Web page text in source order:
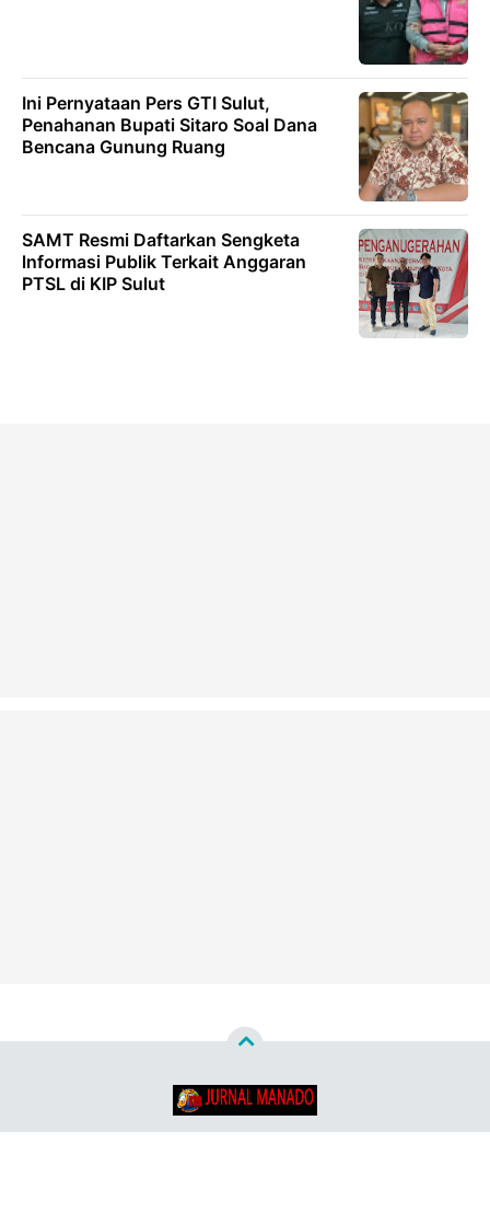
Ini Pernyataan Pers GTI Sulut,
Penahanan Bupati Sitaro Soal Dana
Bencana Gunung Ruang
SAMT Resmi Daftarkan Sengketa
lnformasi Publik Terkait Anggaran
PTSL di KIP Sulut
Copyright ©2026Jurnal Manado - Santun & Terpercaya™